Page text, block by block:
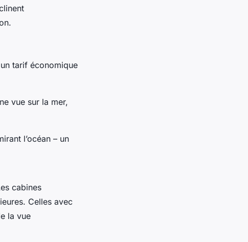
tarif économique
vue sur la mer,
l’océan – un
cabines
Celles avec
la vue